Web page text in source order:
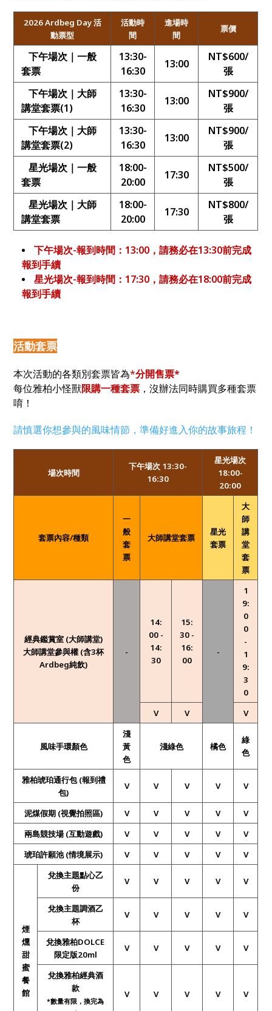
2026 Ardbeg Day活
動票型
活動時
間
進場時
間
票價
下午場次｜一般
套票
13:30-
16:30
13:00
NT$600/
張
下午場次｜大師
講堂套票(1)
13:30-
16:30
13:00
NT$900/
張
下午場次｜大師
講堂套票(2)
13:30-
16:30
13:00
NT$900/
張
星光場次｜一般
套票
18:00-
20:00
17:30
NT$500/
張
星光場次｜大師
講堂套票
18:00-
20:00
17:30
NT$800/
張
下午場次-報到時間：13:00，請務必在13:30前完成
報到手續
星光場次-報到時間：17:30，請務必在18:00前完成
報到手續
活動套票
本次活動的各類別套票皆為*分開售票*
每位雅柏小怪獸限購一種套票 ，沒辦法同時購買多種套票
唷！
請慎選你想參與的風味情節，準備好進入你的故事旅程！
場次時間
下午場次 13:30-
16:30
星光場次
18:00-
20:00
套票內容/種類
一
般
套
票
大師講堂套票
星光
套票
大
師
講
堂
套
票
經典鑑賞室 (大師講堂)
大師講堂參與權 (含3杯
Ardbeg純飲)
-
14:
00 -
14:
30
15:
30 -
16:
00
-
1
9:
0
0
-
1
9:
3
0
V
V V
風味手環顏色
淺
黃
色
淺綠色 橘色
綠
色
雅柏琥珀通行包 (報到禮
包)
V V V V V
泥煤假期 (視覺拍照區) V V V V
V
兩島競技場 (互動遊戲)
V V V V
V
琥珀許願池(情境展示) V V V V V
煙
燻
甜
蜜
餐
館
兌換主題點心乙
份
V V V V V
兌換主題調酒乙
杯
V V V V V
兌換雅柏DOLCE
限定版20ml
V V V V V
兌換雅柏經典酒
款
*數量有限，換完為
V V V V V